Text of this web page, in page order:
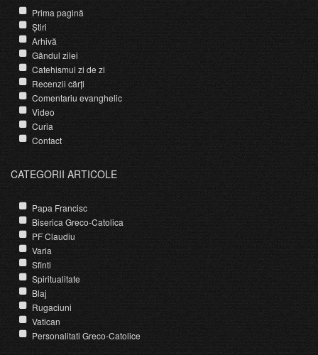
Prima pagină
Știri
Arhivă
Gândul zilei
Catehismul zi de zi
Recenzii cărți
Comentariu evanghelic
Video
Curia
Contact
CATEGORII ARTICOLE
Papa Francisc
Biserica Greco-Catolica
PF Claudiu
Varia
Sfinti
Spiritualitate
Blaj
Rugaciuni
Vatican
Personalitati Greco-Catolice